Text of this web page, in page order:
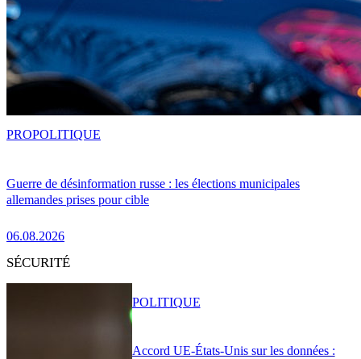
Guerre de désinformation russe : les élections municipales
allemandes prises pour cible
06.08.2026
PROPOLITIQUE
SÉCURITÉ
Accord UE-États-Unis sur les données :
POLITIQUE